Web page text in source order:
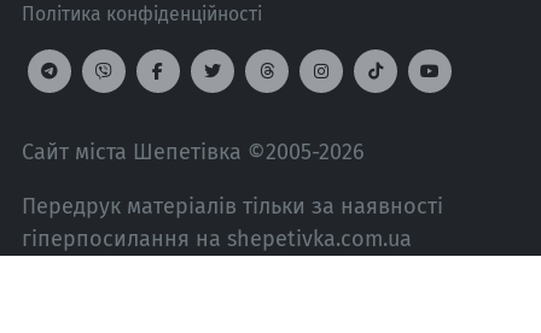
Політика конфіденційності
Сайт міста Шепетівка ©2005-2026
Передрук матеріалів тільки за наявності
гіперпосилання на shepetivka.com.ua